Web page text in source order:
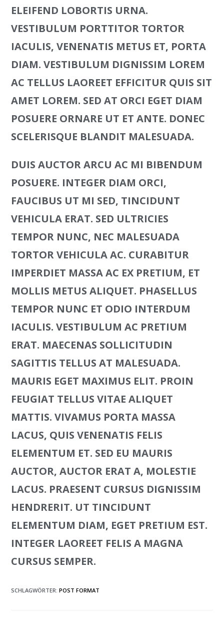
ELEIFEND LOBORTIS URNA.
VESTIBULUM PORTTITOR TORTOR
IACULIS, VENENATIS METUS ET, PORTA
DIAM. VESTIBULUM DIGNISSIM LOREM
AC TELLUS LAOREET EFFICITUR QUIS SIT
AMET LOREM. SED AT ORCI EGET DIAM
POSUERE ORNARE UT ET ANTE. DONEC
SCELERISQUE BLANDIT MALESUADA.
DUIS AUCTOR ARCU AC MI BIBENDUM
POSUERE. INTEGER DIAM ORCI,
FAUCIBUS UT MI SED, TINCIDUNT
VEHICULA ERAT. SED ULTRICIES
TEMPOR NUNC, NEC MALESUADA
TORTOR VEHICULA AC. CURABITUR
IMPERDIET MASSA AC EX PRETIUM, ET
MOLLIS METUS ALIQUET. PHASELLUS
TEMPOR NUNC ET ODIO INTERDUM
IACULIS. VESTIBULUM AC PRETIUM
ERAT. MAECENAS SOLLICITUDIN
SAGITTIS TELLUS AT MALESUADA.
MAURIS EGET MAXIMUS ELIT. PROIN
FEUGIAT TELLUS VITAE ALIQUET
MATTIS. VIVAMUS PORTA MASSA
LACUS, QUIS VENENATIS FELIS
ELEMENTUM ET. SED EU MAURIS
AUCTOR, AUCTOR ERAT A, MOLESTIE
LACUS. PRAESENT CURSUS DIGNISSIM
HENDRERIT. UT TINCIDUNT
ELEMENTUM DIAM, EGET PRETIUM EST.
INTEGER LAOREET FELIS A MAGNA
CURSUS SEMPER.
SCHLAGWÖRTER:POST FORMAT